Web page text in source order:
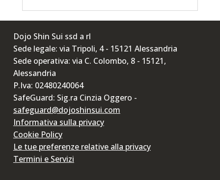
Dojo Shin Sui ssd a rl
Sede legale: via Tripoli, 4 - 15121 Alessandria
Sede operativa: via C. Colombo, 8 - 15121,
Alessandria
P.Iva: 02480240064
SafeGuard: Sig.ra Cinzia Oggero -
safeguard@dojoshinsui.com
Informativa sulla privacy
Cookie Policy
Le tue preferenze relative alla privacy
Termini e Servizi